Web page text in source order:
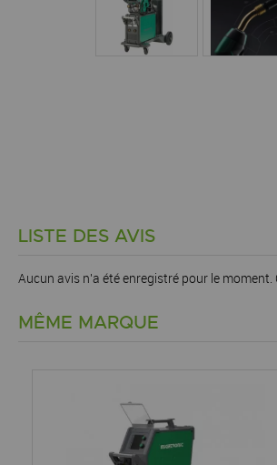
LISTE DES AVIS
Aucun avis n'a été enregistré pour le moment.
MÊME MARQUE